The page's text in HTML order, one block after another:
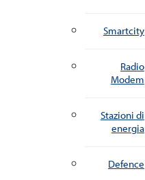
Smartcity
Radio
Modem
Stazioni di
energia
Defence